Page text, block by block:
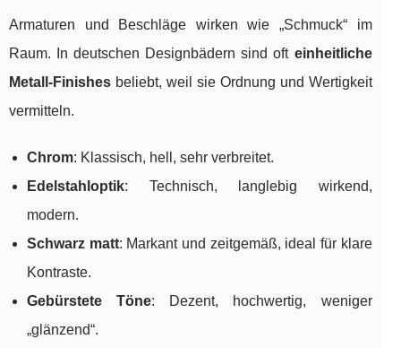
Armaturen und Beschläge wirken wie „Schmuck“ im
Raum. In deutschen Designbädern sind oft einheitliche
Metall-Finishes beliebt, weil sie Ordnung und Wertigkeit
vermitteln.
Chrom: Klassisch, hell, sehr verbreitet.
Edelstahloptik: Technisch, langlebig wirkend,
modern.
Schwarz matt: Markant und zeitgemäß, ideal für klare
Kontraste.
Gebürstete Töne: Dezent, hochwertig, weniger
„glänzend“.